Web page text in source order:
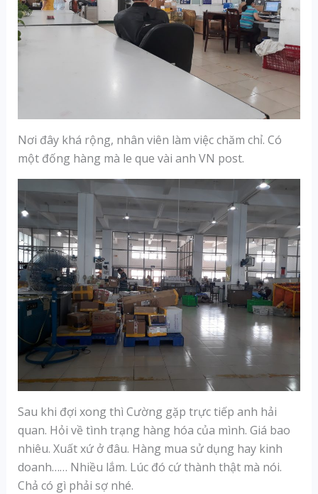
Nơi đây khá rộng, nhân viên làm việc chăm chỉ. Có
một đống hàng mà le que vài anh VN post.
Sau khi đợi xong thì Cường gặp trực tiếp anh hải
quan. Hỏi về tình trạng hàng hóa của mình. Giá bao
nhiêu. Xuất xứ ở đâu. Hàng mua sử dụng hay kinh
doanh…… Nhiều lắm. Lúc đó cứ thành thật mà nói.
Chả có gì phải sợ nhé.